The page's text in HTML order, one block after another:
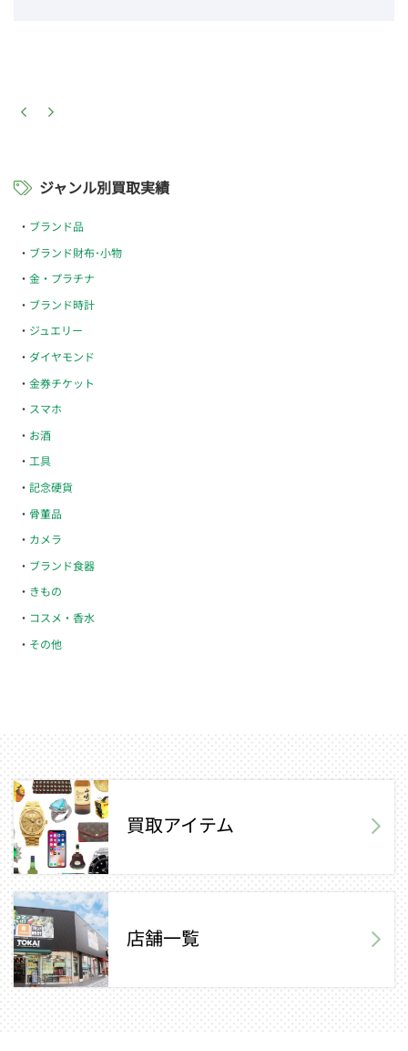
ジャンル別買取実績
ブランド品
ブランド財布･小物
金・プラチナ
ブランド時計
ジュエリー
ダイヤモンド
金券チケット
スマホ
お酒
工具
記念硬貨
骨董品
カメラ
ブランド食器
きもの
コスメ・香水
その他
買取アイテム
店舗一覧